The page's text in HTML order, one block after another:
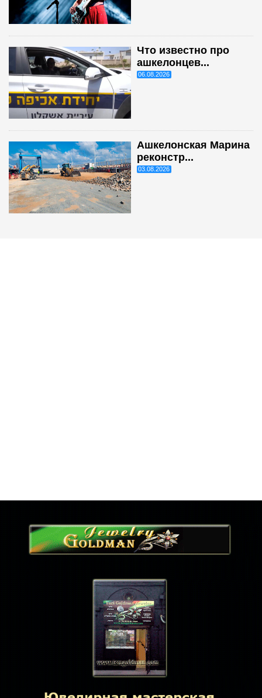
Что известно про
ашкелонцев...
06.08.2026
Ашкелонская Марина
реконстр...
03.08.2026